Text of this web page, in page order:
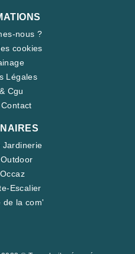
nous ?
cookies
Légales
Cgu
Jardinerie
Escalier
de la com'